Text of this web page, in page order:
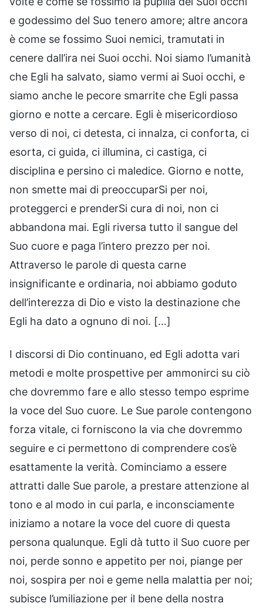
e godessimo del Suo tenero amore; altre ancora
è come se fossimo Suoi nemici, tramutati in
cenere dall’ira nei Suoi occhi. Noi siamo l’umanità
che Egli ha salvato, siamo vermi ai Suoi occhi, e
siamo anche le pecore smarrite che Egli passa
giorno e notte a cercare. Egli è misericordioso
verso di noi, ci detesta, ci innalza, ci conforta, ci
esorta, ci guida, ci illumina, ci castiga, ci
disciplina e persino ci maledice. Giorno e notte,
non smette mai di preoccuparSi per noi,
proteggerci e prenderSi cura di noi, non ci
abbandona mai. Egli riversa tutto il sangue del
Suo cuore e paga l’intero prezzo per noi.
Attraverso le parole di questa carne
insignificante e ordinaria, noi abbiamo goduto
dell’interezza di Dio e visto la destinazione che
Egli ha dato a ognuno di noi. […]
I discorsi di Dio continuano, ed Egli adotta vari
metodi e molte prospettive per ammonirci su ciò
che dovremmo fare e allo stesso tempo esprime
la voce del Suo cuore. Le Sue parole contengono
forza vitale, ci forniscono la via che dovremmo
seguire e ci permettono di comprendere cos’è
esattamente la verità. Cominciamo a essere
attratti dalle Sue parole, a prestare attenzione al
tono e al modo in cui parla, e inconsciamente
iniziamo a notare la voce del cuore di questa
persona qualunque. Egli dà tutto il Suo cuore per
noi, perde sonno e appetito per noi, piange per
noi, sospira per noi e geme nella malattia per noi;
subisce l’umiliazione per il bene della nostra